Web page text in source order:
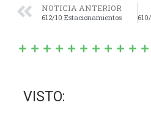
NOTICIA ANTERIOR
612/10 Estacionamientos
VISTO: